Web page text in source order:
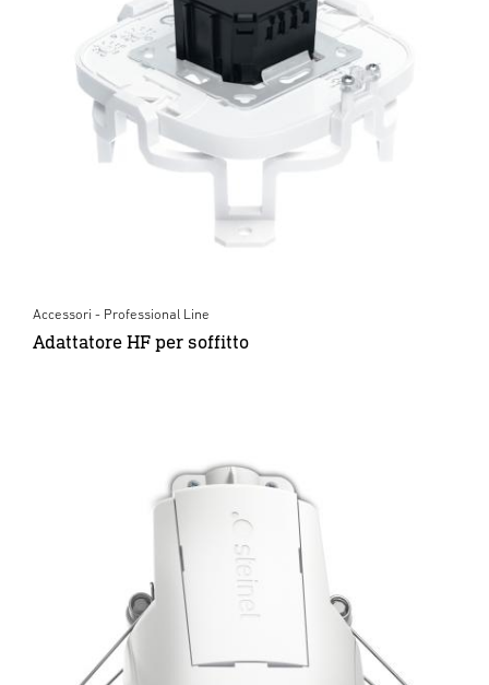
Accessori - Professional Line
Adattatore HF per soffitto